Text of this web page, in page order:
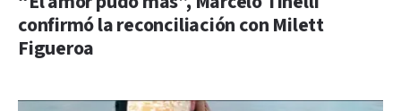
confirmó la reconciliación con Milett
Figueroa